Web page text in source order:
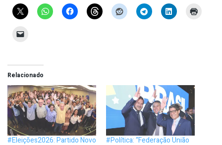
Relacionado
#Eleições2026: Partido Novo #Política: “Federação União